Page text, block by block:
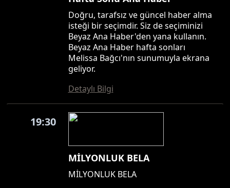
Doğru, tarafsız ve güncel haber alma
isteği bir seçimdir. Siz de seçiminizi
Beyaz Ana Haber'den yana kullanın.
Beyaz Ana Haber hafta sonları
Melissa Bağcı'nın sunumuyla ekrana
geliyor.
Detaylı Bilgi
19:30
MİLYONLUK BELA
MİLYONLUK BELA